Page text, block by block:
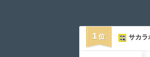
1 サカラ